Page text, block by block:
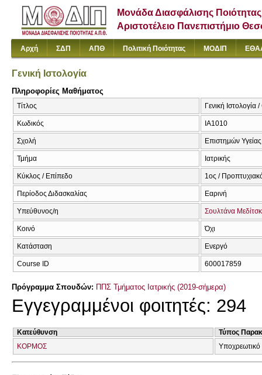
Μονάδα Διασφάλισης Ποιότητας
Αριστοτέλειο Πανεπιστήμιο
Αρχή ΣΔΠ ΑΠΘ Πολιτική Ποιότητας ΜΟΔΙΠ
Γενική Ιστολογία
Πληροφορίες Μαθήματος
Τίτλος Γενική
Κωδικός ΙΑ1010
Σχολή Επιστημών Υγείας
Τμήμα Ιατρικής
Κύκλος / Επίπεδο 1ος /
Περίοδος Διδασκαλίας Εαρινή
Υπεύθυνος/η Σουλτάνα
Κοινό Όχι
Κατάσταση Ενεργό
Course ID 600017859
Πρόγραμμα Σπουδών: ΠΠΣ Τμήματος Ιατρικής (2019-σήμερα)
Εγγεγραμμένοι φοιτητές: 294
Κατεύθυνση
Τύπος
ΚΟΡΜΟΣ
Υποχρεωτικό